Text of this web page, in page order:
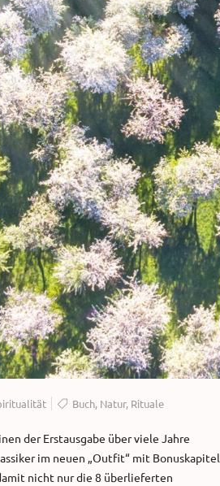
Buch, Natur, Rituale
der Erstausgabe über viele Jahre
im neuen „Outfit“ mit Bonuskapitel
nicht nur die 8 überlieferten